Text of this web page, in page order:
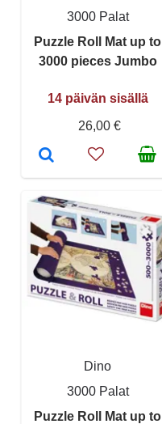
3000 Palat
Puzzle Roll Mat up to
3000 pieces Jumbo
14 päivän sisällä
26,00 €
Dino
3000 Palat
Puzzle Roll Mat up to